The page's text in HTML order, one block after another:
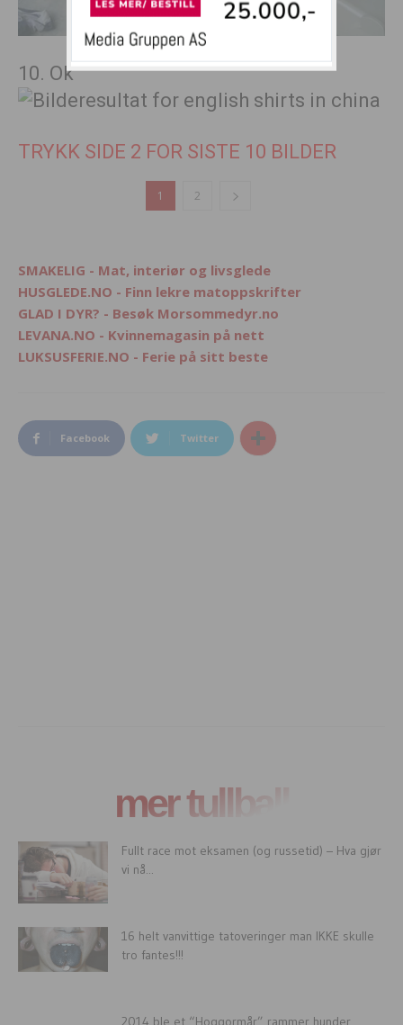
10. Ok
TRYKK SIDE 2 FOR SISTE 10 BILDER
1 2
SMAKELIG - Mat, interiør og livsglede
HUSGLEDE.NO - Finn lekre matoppskrifter
GLAD I DYR? - Besøk Morsommedyr.no
LEVANA.NO - Kvinnemagasin på nett
LUKSUSFERIE.NO - Ferie på sitt beste
Facebook Twitter
mer tullball
Fullt race mot eksamen (og russetid) – Hva gjør
vi nå...
16 helt vanvittige tatoveringer man IKKE skulle
tro fantes!!!
2014 ble et “Hoggormår” rammer hunder